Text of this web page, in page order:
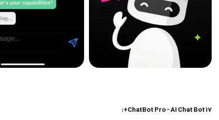
ChatBot Pro - AI Chat Bot 17+: